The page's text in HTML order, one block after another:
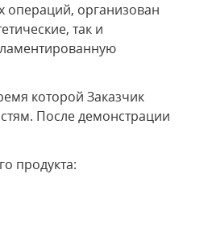
операций, организован
так и
которой Заказчик
После демонстрации
продукта: